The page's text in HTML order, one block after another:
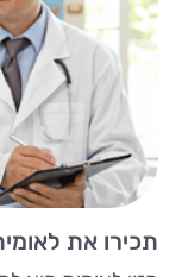
תכירו את